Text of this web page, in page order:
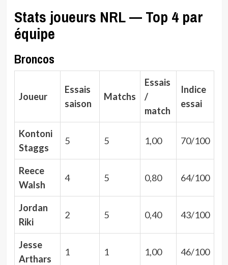
Stats joueurs NRL — Top 4 par
équipe
Broncos
Joueur
Essais
saison
Matchs
Essais
/
match
Indice
essai
Kontoni
Staggs
5 5 1,00 70/100
Reece
Walsh
4 5 0,80 64/100
Jordan
Riki
2 5 0,40 43/100
Jesse
Arthars
1 1 1,00 46/100